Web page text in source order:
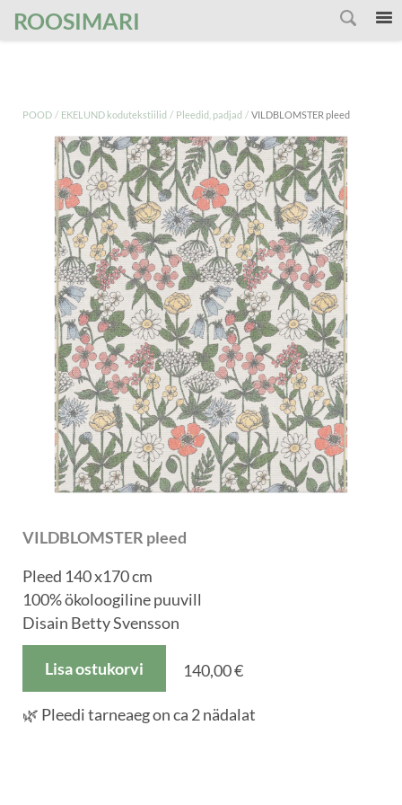
ROOSIMARI
POOD / EKELUND kodutekstiilid / Pleedid, padjad / VILDBLOMSTER pleed
VILDBLOMSTER pleed
Pleed 140 x170 cm
100% ökoloogiline puuvill
Disain Betty Svensson
Lisa ostukorvi 140,00 €
🌿 Pleedi tarneaeg on ca 2 nädalat